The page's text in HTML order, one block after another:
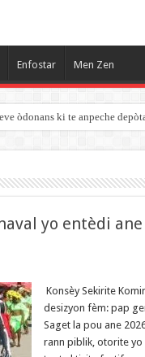
Enfostar Men Zen
òdonans ki te anpeche
yo entèdi
Konsèy Sekirite
desizyon fèm: pap
Saget la pou ane
rann piblik, otorite